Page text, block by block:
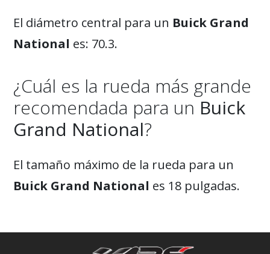
El diámetro central para un Buick Grand
National es: 70.3.
¿Cuál es la rueda más grande
recomendada para un Buick
Grand National?
El tamaño máximo de la rueda para un
Buick Grand National es 18 pulgadas.